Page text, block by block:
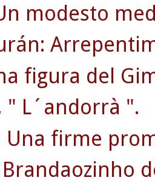
modesto
figura del
" L´andorrà ".
Una firme